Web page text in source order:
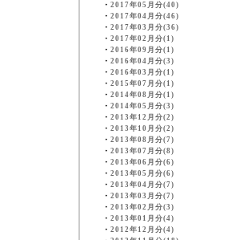
・ 2017年05月分(40)
・ 2017年04月分(46)
・ 2017年03月分(36)
・ 2017年02月分(1)
・ 2016年09月分(1)
・ 2016年04月分(3)
・ 2016年03月分(1)
・ 2015年07月分(1)
・ 2014年08月分(1)
・ 2014年05月分(3)
・ 2013年12月分(2)
・ 2013年10月分(2)
・ 2013年08月分(7)
・ 2013年07月分(8)
・ 2013年06月分(6)
・ 2013年05月分(6)
・ 2013年04月分(7)
・ 2013年03月分(7)
・ 2013年02月分(3)
・ 2013年01月分(4)
・ 2012年12月分(4)